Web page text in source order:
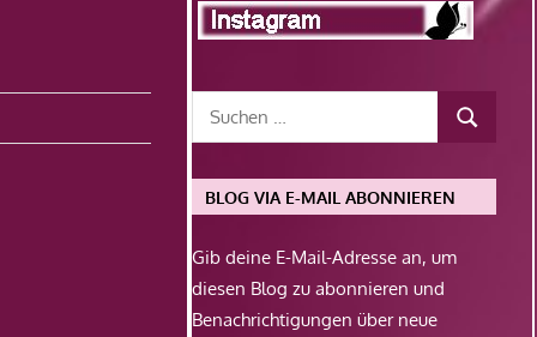
BLOG VIA E-MAIL ABONNIEREN
Gib deine E-Mail-Adresse an, um
diesen Blog zu abonnieren und
Benachrichtigungen über neue